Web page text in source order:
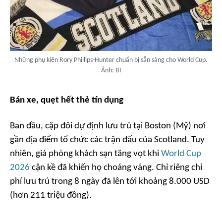
Những phụ kiện Rory Phillips-Hunter chuẩn bị sẵn sàng cho World Cup.
Ảnh: BI
Bán xe, quẹt hết thẻ tín dụng
Ban đầu, cặp đôi dự định lưu trú tại Boston (Mỹ) nơi
gần địa điểm tổ chức các trận đấu của Scotland. Tuy
nhiên, giá phòng khách sạn tăng vọt khi World Cup
2026 cận kề đã khiến họ choáng váng. Chỉ riêng chi
phí lưu trú trong 8 ngày đã lên tới khoảng 8.000 USD
(hơn 211 triệu đồng).